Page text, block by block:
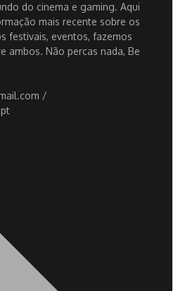
do cinema e gaming. Aqui
mais recente sobre os
festivais, eventos, fazemos
ambos. Não percas nada, Be
/